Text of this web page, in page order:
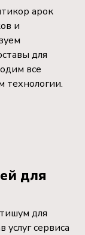
арок
и
для
все
технологии.
для
для
сервиса